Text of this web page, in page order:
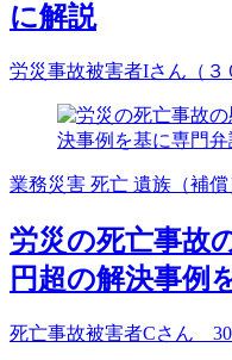
に解説
労災事故被害者Iさん（３
業務災害 死亡 遺族（補
労災の死亡事故
円超の解決事例
死亡事故被害者Cさん 30